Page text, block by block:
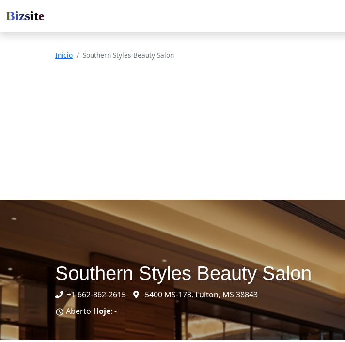
Bizsite
Início Southern Styles Beauty Salon
Southern Styles Beauty Salon
+1 662-862-2615
5400 MS-178, Fulton, MS 38843
Aberto Hoje: -